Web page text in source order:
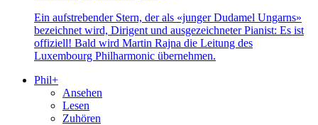
Ein aufstrebender Stern, der als «junger Dudamel Ungarns»
bezeichnet wird, Dirigent und ausgezeichneter Pianist: Es ist
offiziell! Bald wird Martin Rajna die Leitung des
Luxembourg Philharmonic übernehmen.
Phil+
Ansehen
Lesen
Zuhören